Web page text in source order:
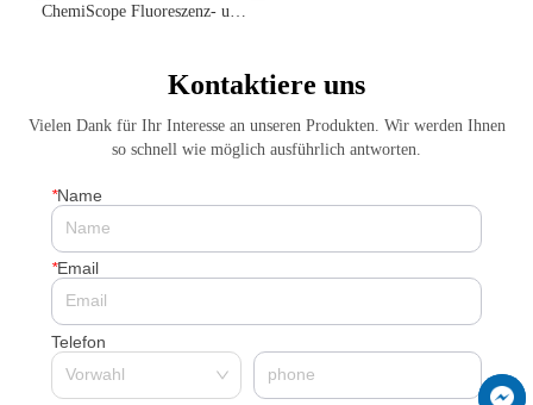
ChemiScope Fluoreszenz- und
LiteraturzusammenfassungKontaktiere uns
Vielen Dank für Ihr Interesse an unseren Produkten. Wir werden Ihnen
so schnell wie möglich ausführlich antworten.
*Name
*Email
Telefon